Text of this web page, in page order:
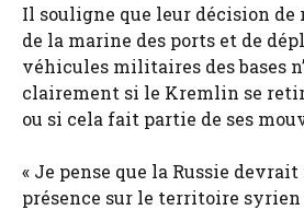
Il souligne que leur décision
de la marine des ports et de
véhicules militaires des bases
clairement si le Kremlin se
ou si cela fait partie de ses
« Je pense que la Russie
présence sur le territoire syrien